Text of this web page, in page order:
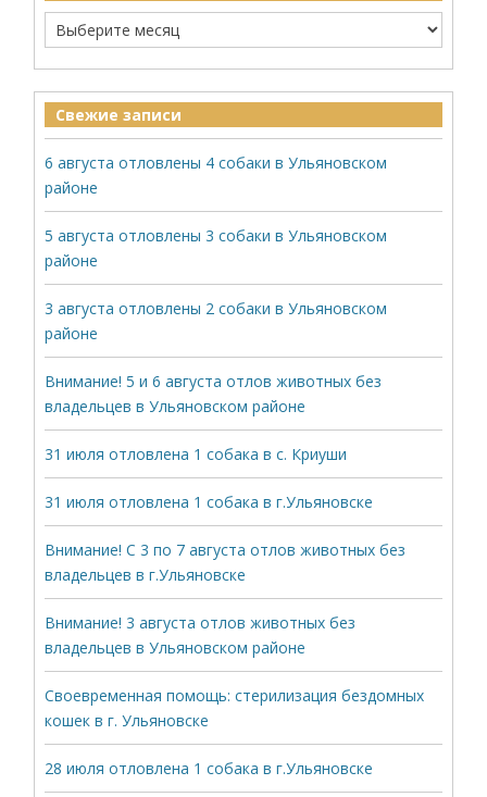
Свежие записи
6 августа отловлены 4 собаки в Ульяновском
районе
5 августа отловлены 3 собаки в Ульяновском
районе
3 августа отловлены 2 собаки в Ульяновском
районе
Внимание! 5 и 6 августа отлов животных без
владельцев в Ульяновском районе
31 июля отловлена 1 собака в с. Криуши
31 июля отловлена 1 собака в г.Ульяновске
Внимание! С 3 по 7 августа отлов животных без
владельцев в г.Ульяновске
Внимание! 3 августа отлов животных без
владельцев в Ульяновском районе
Своевременная помощь: стерилизация бездомных
кошек в г. Ульяновске
28 июля отловлена 1 собака в г.Ульяновске